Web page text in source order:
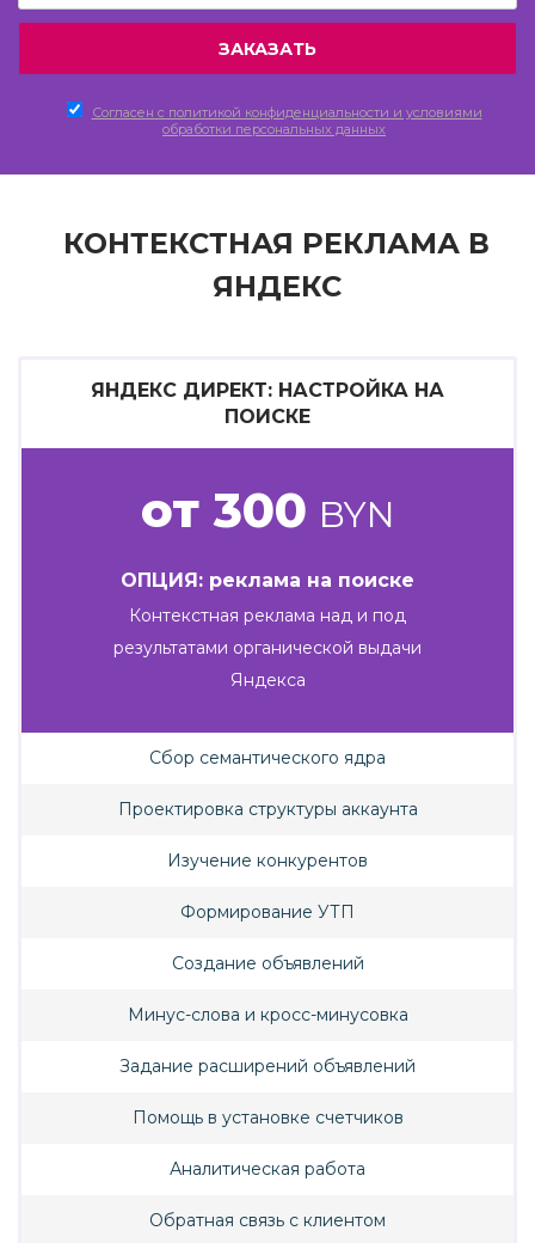
Согласен c политикой конфиденциальности и условиями
обработки персональных данных
КОНТЕКСТНАЯ РЕКЛАМА В
ЯНДЕКС
ЯНДЕКС ДИРЕКТ: НАСТРОЙКА НА
ПОИСКЕ
от 300 BYN
ОПЦИЯ: реклама на поиске
Контекстная реклама над и под
результатами органической выдачи
Яндекса
Сбор семантического ядра
Проектировка структуры аккаунта
Изучение конкурентов
Формирование УТП
Создание объявлений
Минус-слова и кросс-минусовка
Задание расширений объявлений
Помощь в установке счетчиков
Аналитическая работа
Обратная связь с клиентом